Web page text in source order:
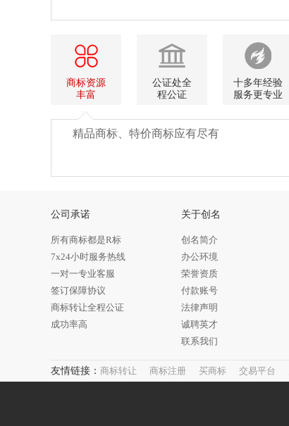
商标资源
丰富
公证处全
程公证
十多年经验
服务更专业
精品商标、特价商标应有尽有
公司承诺
所有商标都是R标
7x24小时服务热线
一对一专业客服
签订保障协议
商标转让全程公证
成功率高
关于创名
创名简介
办公环境
荣誉资质
付款账号
法律声明
诚聘英才
联系我们
友情链接： 商标转让 商标注册 买商标 交易平台